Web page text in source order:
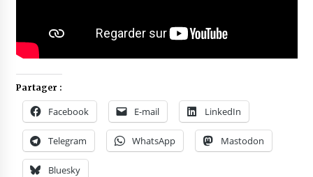
Partager :
Facebook E-mail LinkedIn
Telegram WhatsApp Mastodon
Bluesky